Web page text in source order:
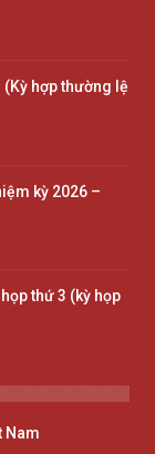
(Kỳ hợp thường lệ
kỳ 2026 –
thứ 3 (kỳ họp
Nam